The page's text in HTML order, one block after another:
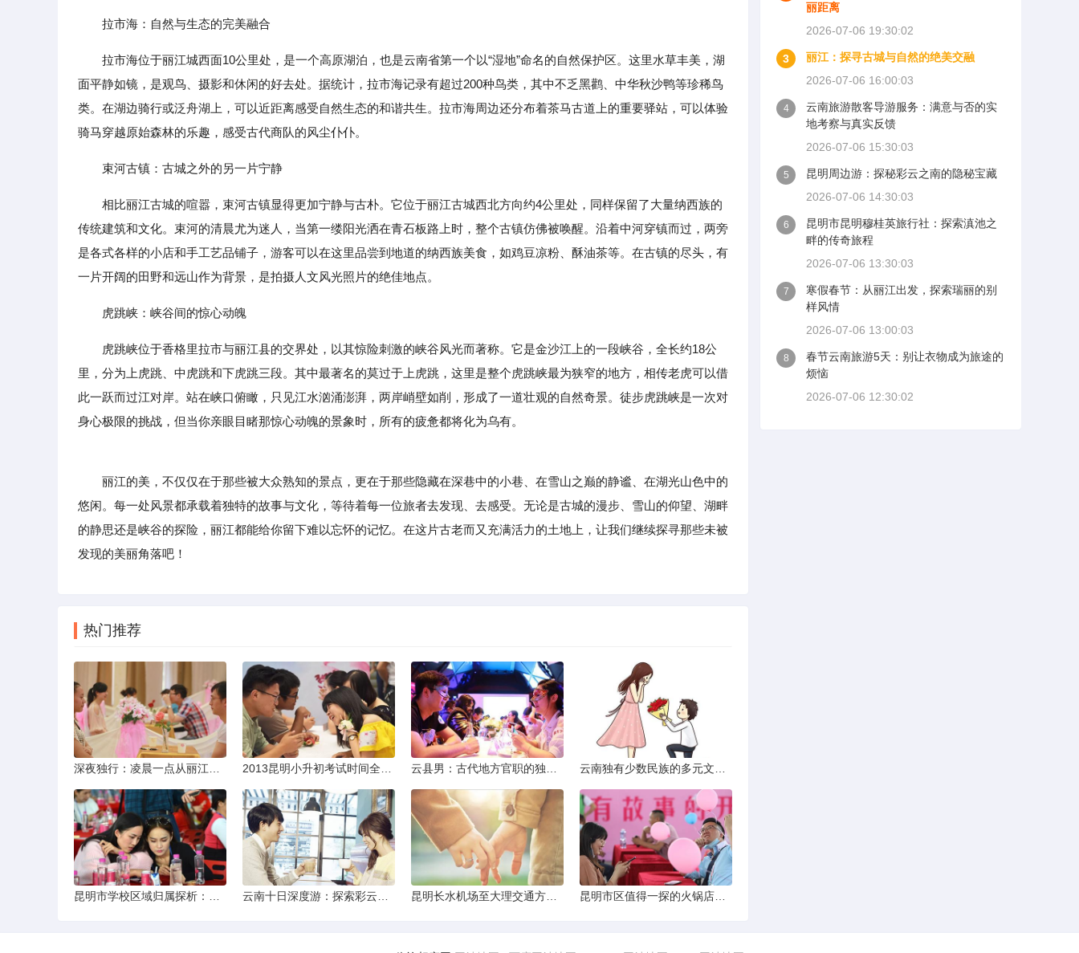
拉市海：自然与生态的完美融合
拉市海位于丽江城西面10公里处，是一个高原湖泊，也是云南省第一个以“湿地”命名的自然保护区。这里水草丰美，湖
面平静如镜，是观鸟、摄影和休闲的好去处。据统计，拉市海记录有超过200种鸟类，其中不乏黑鹳、中华秋沙鸭等珍稀鸟
类。在湖边骑行或泛舟湖上，可以近距离感受自然生态的和谐共生。拉市海周边还分布着茶马古道上的重要驿站，可以体验
骑马穿越原始森林的乐趣，感受古代商队的风尘仆仆。
束河古镇：古城之外的另一片宁静
相比丽江古城的喧嚣，束河古镇显得更加宁静与古朴。它位于丽江古城西北方向约4公里处，同样保留了大量纳西族的
传统建筑和文化。束河的清晨尤为迷人，当第一缕阳光洒在青石板路上时，整个古镇仿佛被唤醒。沿着中河穿镇而过，两旁
是各式各样的小店和手工艺品铺子，游客可以在这里品尝到地道的纳西族美食，如鸡豆凉粉、酥油茶等。在古镇的尽头，有
一片开阔的田野和远山作为背景，是拍摄人文风光照片的绝佳地点。
虎跳峡：峡谷间的惊心动魄
虎跳峡位于香格里拉市与丽江县的交界处，以其惊险刺激的峡谷风光而著称。它是金沙江上的一段峡谷，全长约18公
里，分为上虎跳、中虎跳和下虎跳三段。其中最著名的莫过于上虎跳，这里是整个虎跳峡最为狭窄的地方，相传老虎可以借
此一跃而过江对岸。站在峡口俯瞰，只见江水汹涌澎湃，两岸峭壁如削，形成了一道壮观的自然奇景。徒步虎跳峡是一次对
身心极限的挑战，但当你亲眼目睹那惊心动魄的景象时，所有的疲惫都将化为乌有。
丽江的美，不仅仅在于那些被大众熟知的景点，更在于那些隐藏在深巷中的小巷、在雪山之巅的静谧、在湖光山色中的
悠闲。每一处风景都承载着独特的故事与文化，等待着每一位旅者去发现、去感受。无论是古城的漫步、雪山的仰望、湖畔
的静思还是峡谷的探险，丽江都能给你留下难以忘怀的记忆。在这片古老而又充满活力的土地上，让我们继续探寻那些未被
发现的美丽角落吧！
热门推荐
丽距离
2026-07-06 19:30:02
3
丽江：探寻古城与自然的绝美交融
2026-07-06 16:00:03
4
云南旅游散客导游服务：满意与否的实
地考察与真实反馈
2026-07-06 15:30:03
5
昆明周边游：探秘彩云之南的隐秘宝藏
2026-07-06 14:30:03
6
昆明市昆明穆桂英旅行社：探索滇池之
畔的传奇旅程
2026-07-06 13:30:03
7
寒假春节：从丽江出发，探索瑞丽的别
样风情
2026-07-06 13:00:03
8
春节云南旅游5天：别让衣物成为旅途的
烦恼
2026-07-06 12:30:02